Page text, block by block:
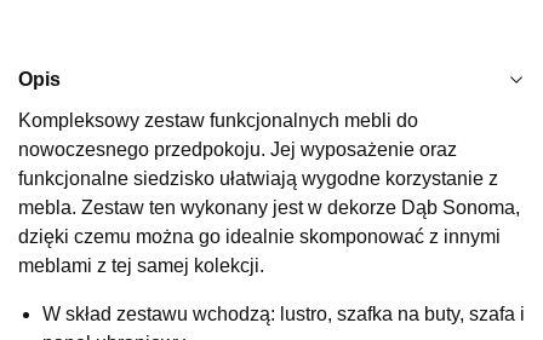
SALON MEBLOWY KUBUŚ
Salon meblowy
UL.RZEMIEŚLNICZA 6
66-470 KOSTRZYN NAD ODRĄ
Nr tel.507103199
Godziny otwarcia
Opis
Kompleksowy zestaw funkcjonalnych mebli do
nowoczesnego przedpokoju. Jej wyposażenie oraz
funkcjonalne siedzisko ułatwiają wygodne korzystanie z
mebla. Zestaw ten wykonany jest w dekorze Dąb Sonoma,
dzięki czemu można go idealnie skomponować z innymi
meblami z tej samej kolekcji.
W skład zestawu wchodzą: lustro, szafka na buty, szafa i